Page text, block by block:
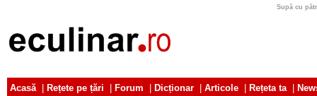
Supă cu
Acasă| Rețete pe țări Forum Dicționar Articole Rețeta ta|